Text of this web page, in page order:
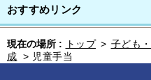
おすすめリンク
現在の場所 : トップ > 子ども
成 > 児童手当